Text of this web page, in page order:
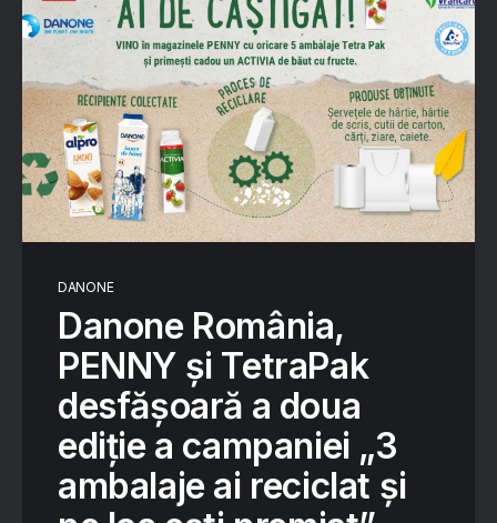
DANONE
Danone România,
PENNY și TetraPak
desfășoară a doua
ediție a campaniei „3
ambalaje ai reciclat și